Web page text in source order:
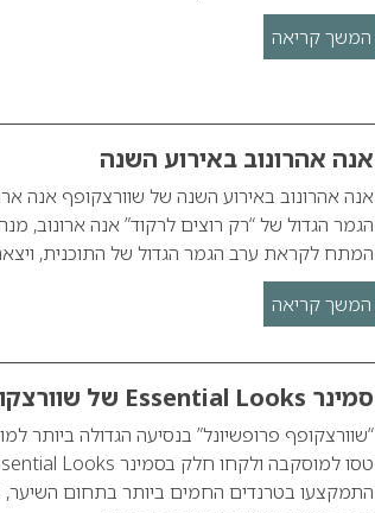
המשך קריאה
אנה אהרונוב באירוע השנה
אנה אהרונוב באירוע השנה של שוורצקופף אנה
הגמר הגדול של “רק רוצים לרקוד” אנה ארונוב,
המתח לקראת ערב הגמר הגדול של התוכנית,
המשך קריאה
סמינר Essential Looks של שוורצקופף פרופשיונל במוסקבה
התמקצעו בטרנדים החמים ביותר בתחום השיער,